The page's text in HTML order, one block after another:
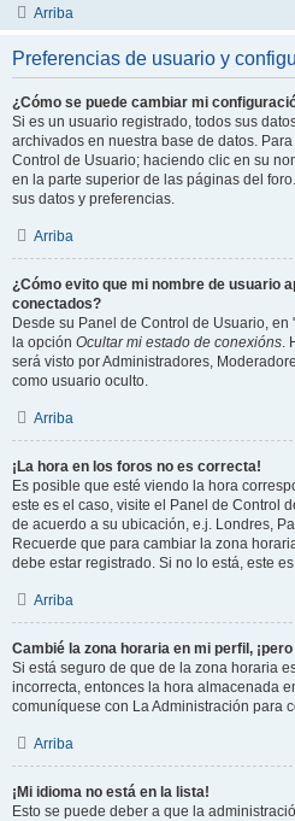
Arriba
Preferencias de usuario y
¿Cómo se puede cambiar mi
Si es un usuario registrado, todos sus
archivados en nuestra base de datos.
Control de Usuario; haciendo clic en su
en la parte superior de las páginas del
sus datos y preferencias.
Arriba
¿Cómo evito que mi nombre de usuario
conectados?
Desde su Panel de Control de Usuario,
la opción Ocultar mi estado de conexións.
será visto por Administradores,
como usuario oculto.
Arriba
¡La hora en los foros no es correcta!
Es posible que esté viendo la hora
este es el caso, visite el Panel de Control
de acuerdo a su ubicación, e.j. Londres,
Recuerde que para cambiar la zona
debe estar registrado. Si no lo está, este
Arriba
Cambié la zona horaria en mi perfil,
Si está seguro de que de la zona horaria
incorrecta, entonces la hora almacenada
comuníquese con La Administración para
Arriba
¡Mi idioma no está en la lista!
Esto se puede deber a que la